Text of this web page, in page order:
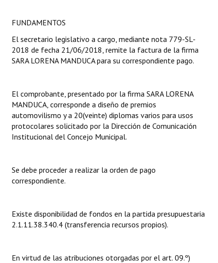
Dictámenes Asesoría Letrada
Actas de Sesión
Informes de Unidad Coordinadora
Actas de Audiencias Públicas
NORMATIVA
Declaraciones
Resoluciones de Presidencia
INSTITUCIONAL
Antiguos Pobladores
FUNDAMENTOS
El secretario legislativo a cargo, mediante nota 779-SL-
2018 de fecha 21/06/2018, remite la factura de la firma
SARA LORENA MANDUCA para su correspondiente pago.
El comprobante, presentado por la firma SARA LORENA
MANDUCA, corresponde a diseño de premios
automovilismo y a 20(veinte) diplomas varios para usos
protocolares solicitado por la Dirección de Comunicación
Institucional del Concejo Municipal.
Se debe proceder a realizar la orden de pago
correspondiente.
Existe disponibilidad de fondos en la partida presupuestaria
2.1.11.38.340.4 (transferencia recursos propios).
En virtud de las atribuciones otorgadas por el art. 09.º)